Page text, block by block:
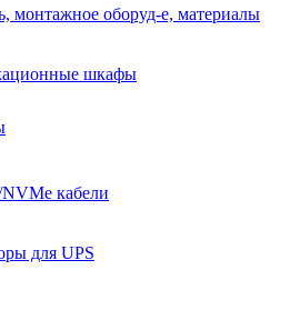
монтажное оборуд-е, материалы
шкафы
кабели
для UPS